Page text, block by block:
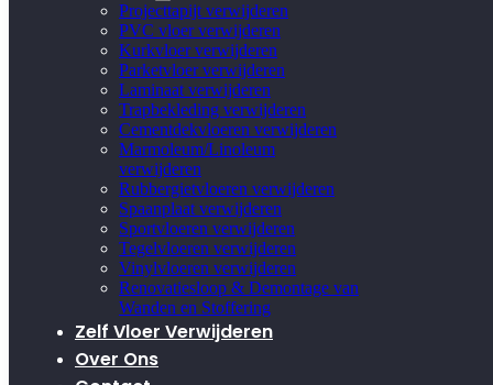
Projecttapijt verwijderen
PVC vloer verwijderen
Kurkvloer verwijderen
Parketvloer verwijderen
Laminaat verwijderen
Trapbekleding verwijderen
Cementdekvloeren verwijderen
Marmoleum/Linoleum
verwijderen
Rubbergietvloeren verwijderen
Spaanplaat verwijderen
Sportvloeren verwijderen
Tegelvloeren verwijderen
Vinylvloeren verwijderen
Renovatiesloop & Demontage van
Wanden en Stoffering
Zelf Vloer Verwijderen
Over Ons